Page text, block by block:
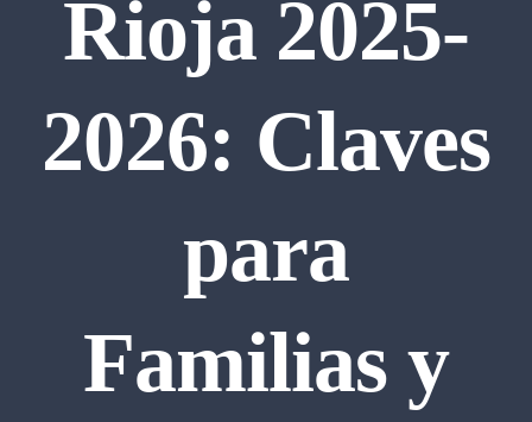
Universidad
Contacto
Rioja 2025-
2026: Claves
para
Familias y